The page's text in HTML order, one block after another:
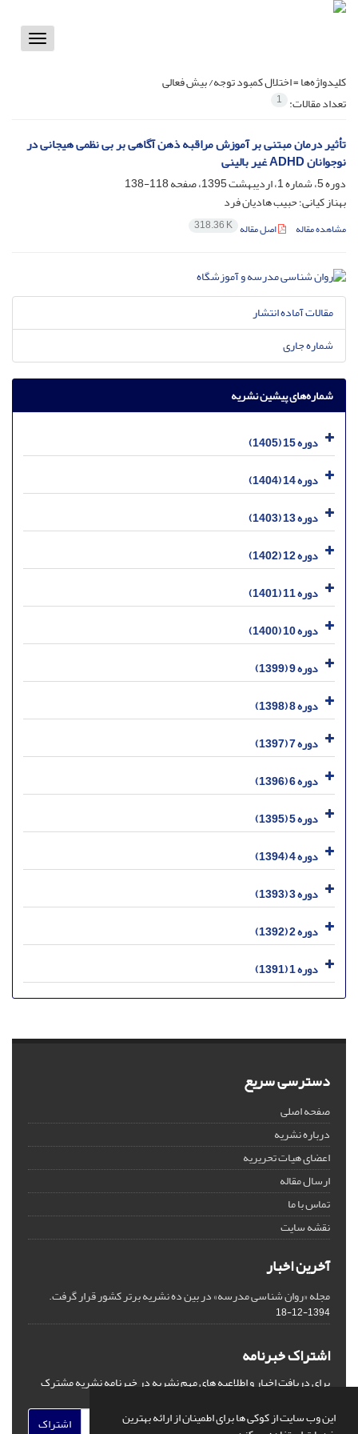
این وب سایت از کوکی ها برای اطمینان از ارائه بهترین
Toggle
کلیدواژه‌ها =اختلال کمبود توجه/ بیش فعالی
تعداد مقالات: 1
تأثیر درمان مبتنی بر آموزش مراقبه ذهن آگاهی بر بی نظمی هیجانی در
نوجوانان ADHD غیر بالینی
دوره 5، شماره 1، اردیبهشت 1395، صفحه
118-138
بهناز کیانی؛ حبیب هادیان فرد
مشاهده مقاله اصل مقاله 318.36 K
مقالات آماده انتشار
شماره جاری
شماره‌های پیشین نشریه
دوره 15 (1405)
دوره 14 (1404)
دوره 13 (1403)
دوره 12 (1402)
دوره 11 (1401)
دوره 10 (1400)
دوره 9 (1399)
دوره 8 (1398)
دوره 7 (1397)
دوره 6 (1396)
دوره 5 (1395)
دوره 4 (1394)
دوره 3 (1393)
دوره 2 (1392)
دوره 1 (1391)
دسترسی سریع
صفحه اصلی
درباره نشریه
اعضای هیات تحریریه
ارسال مقاله
تماس با ما
نقشه سایت
آخرین اخبار
مجله «روان شناسی مدرسه» در بین ده نشریه برتر کشور قرار گرفت.
1394-12-18
اشتراک خبرنامه
برای دریافت اخبار و اطلاعیه های مهم نشریه در خبرنامه نشریه مشترک
اشتراک